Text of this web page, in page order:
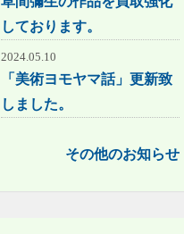
しております。
2024.05.10
「美術ヨモヤマ話」更新致
しました。
その他のお知らせ